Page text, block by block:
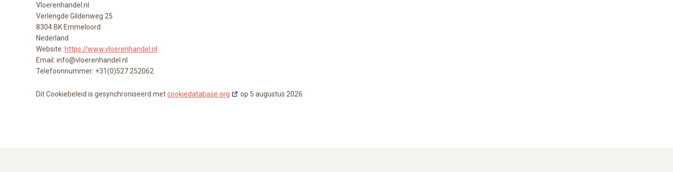
Vloerenhandel.nl
Verlengde Gildenweg 25
8304 BK Emmeloord
Nederland
Website: https://www.vloerenhandel.nl
Email: info@vloerenhandel.nl
Telefoonnummer: +31(0)527 252062
Dit Cookiebeleid is gesynchroniseerd metcookiedatabase.org op 5 augustus 2026.